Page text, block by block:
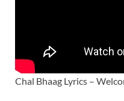
Chal Bhaag Lyrics –